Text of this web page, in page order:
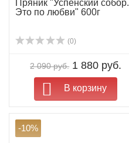
Пряник "Успенский собор.
Это по любви" 600г
(0)
2 090 руб. 1 880 руб.
В корзину
-10%